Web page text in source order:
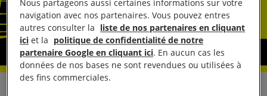
Nous partageons aussi certaines informations sur votre
navigation avec nos partenaires. Vous pouvez entres
autres consulter la liste de nos partenaires en cliquant
ici et la politique de confidentialité de notre
partenaire Google en cliquant ici. En aucun cas les
données de nos bases ne sont revendues ou utilisées à
des fins commerciales.